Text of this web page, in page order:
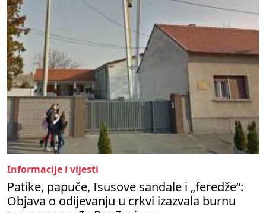
Informacije i vijesti
Patike, papuče, Isusove sandale i „feredže“:
Objava o odijevanju u crkvi izazvala burnu